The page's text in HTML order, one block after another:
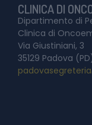
CLINICA DI
Dipartimento di
Clinica di
Via Giustiniani, 3
35129 Padova